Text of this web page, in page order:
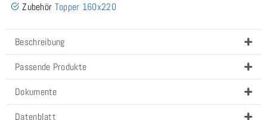
Zubehör Topper 160x220
Beschreibung
Passende Produkte
Dokumente
Datenblatt